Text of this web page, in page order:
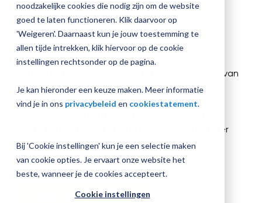
noodzakelijke cookies die nodig zijn om de website
goed te laten functioneren. Klik daarvoor op
'Weigeren'. Daarnaast kun je jouw toestemming te
allen tijde intrekken, klik hiervoor op de cookie
instellingen rechtsonder op de pagina.
Je kan hieronder een keuze maken. Meer informatie
vind je in ons privacybeleid en cookiestatement.
Bij 'Cookie instellingen' kun je een selectie maken
van cookie opties. Je ervaart onze website het
beste, wanneer je de cookies accepteert.
Cookie instellingen
Ontdek de actuele MX-roadmap, nieuwe
mogelijkheden voor absentieregistratie,
maatregelen en cijferbeheer in MX. Laat je
inspireren door praktijkverhalen, ervaringen van
scholen met Cijfertijd en waardevolle inzichten van
experts.
medewerker leerlingadministratie of schoolleider
bent: met deze aflevering weet je welke
veranderingen voor jou relevant zijn.
Start direct met kijken